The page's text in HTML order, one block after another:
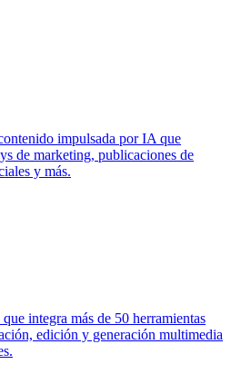
impulsada por IA que
de marketing, publicaciones de
y más.
integra más de 50 herramientas
edición y generación multimedia